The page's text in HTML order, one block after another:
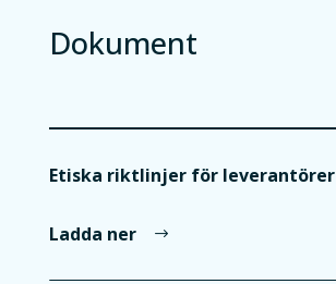
Dokument
Etiska riktlinjer för leverantörer
Ladda ner